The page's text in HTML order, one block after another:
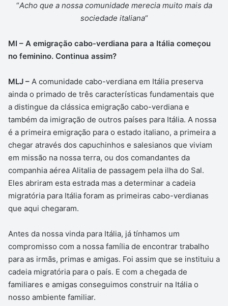
“Acho que a nossa comunidade merecia muito mais da
sociedade italiana“
MI – A emigração cabo-verdiana para a Itália começou
no feminino. Continua assim?
MLJ – A comunidade cabo-verdiana em Itália preserva
ainda o primado de três características fundamentais que
a distingue da clássica emigração cabo-verdiana e
também da imigração de outros países para Itália. A nossa
é a primeira emigração para o estado italiano, a primeira a
chegar através dos capuchinhos e salesianos que viviam
em missão na nossa terra, ou dos comandantes da
companhia aérea Alitalia de passagem pela ilha do Sal.
Eles abriram esta estrada mas a determinar a cadeia
migratória para Itália foram as primeiras cabo-verdianas
que aqui chegaram.
Antes da nossa vinda para Itália, já tínhamos um
compromisso com a nossa família de encontrar trabalho
para as irmãs, primas e amigas. Foi assim que se instituiu a
cadeia migratória para o país. E com a chegada de
familiares e amigas conseguimos construir na Itália o
nosso ambiente familiar.